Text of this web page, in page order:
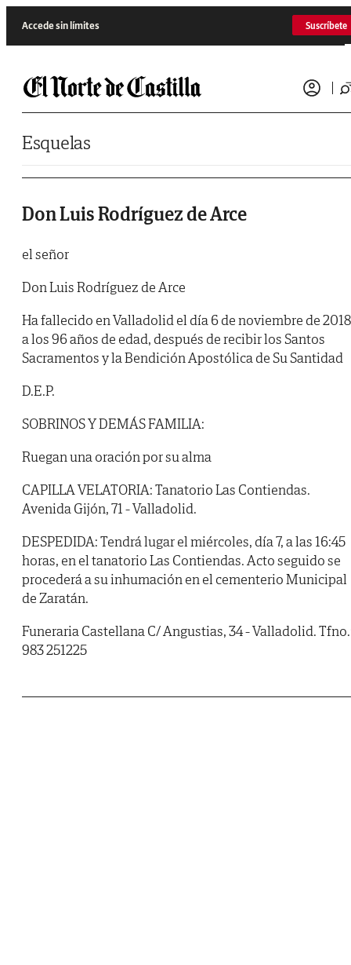
Accede sin límites Suscríbete
Esquelas
Don Luis Rodríguez de Arce
el señor
Don Luis Rodríguez de Arce
Ha fallecido en Valladolid el día 6 de noviembre de
a los 96 años de edad, después de recibir los Santos
Sacramentos y la Bendición Apostólica de Su Santidad
D.E.P.
SOBRINOS Y DEMÁS FAMILIA:
Ruegan una oración por su alma
CAPILLA VELATORIA: Tanatorio Las Contiendas.
Avenida Gijón, 71 - Valladolid.
DESPEDIDA: Tendrá lugar el miércoles, día 7, a las 16:45
horas, en el tanatorio Las Contiendas. Acto seguido se
procederá a su inhumación en el cementerio Municipal
de Zaratán.
Funeraria Castellana C/ Angustias, 34 - Valladolid.
983 251225